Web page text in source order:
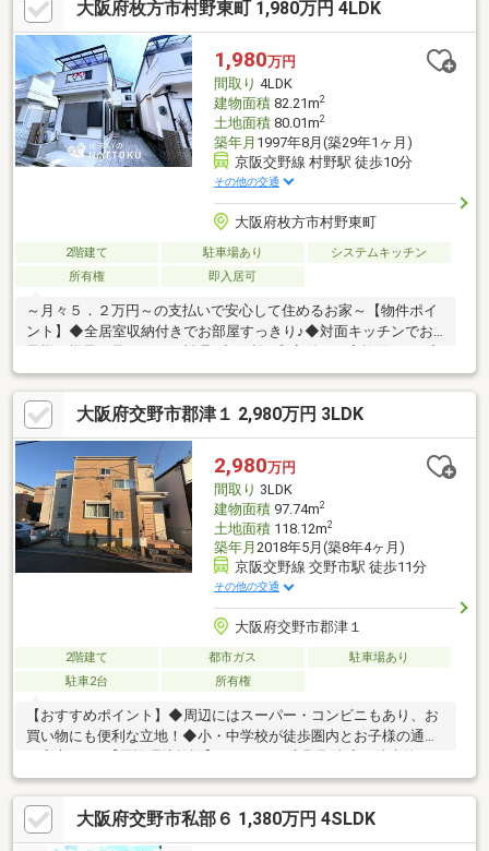
大阪府枚方市村野東町 1,980万円 4LDK
1,980万円
間取り 4LDK
建物面積82.21m2
土地面積80.01m2
築年月 1997年8月(築29年1ヶ月)
京阪交野線 村野駅 徒歩10分
その他の交通
大阪府枚方市村野東町
2階建て 駐車場あり
システムキッチン
所有権
即入居可
～月々５．２万円～の支払いで安心して住めるお家～【物件ポイ
ント】◆全居室収納付きでお部屋すっきり♪◆対面キッチンでお
子様の様子を見ながらお料理♪◆便利な和室付きで家族団らん♪◆
使い勝手の良い勝手口付きで家事も安心♪【周辺環境】・スーパ
ー 徒歩１６分♪・コンビニ 徒歩１１分♪・ドラックストア 徒
歩１６分♪・周辺施設充実で生活に便利な立地♪◇スーモに掲載さ
れていない物件情報も多数有！地域密着の担当スタッフにお気軽
にご相談下さい！◇当社の営業スタッフは住宅ローンアドバイザ
ーの資格があり、お客様に合わせた資金計画をご提案致します！
ご安心下さい！
大阪府交野市郡津１ 2,980万円 3LDK
2,980万円
間取り 3LDK
建物面積97.74m2
土地面積118.12m2
築年月 2018年5月(築8年4ヶ月)
京阪交野線 交野市駅 徒歩11分
その他の交通
大阪府交野市郡津１
2階建て 都市ガス
駐車場あり
駐車2台
所有権
【おすすめポイント】◆周辺にはスーパー・コンビニもあり、お
買い物にも便利な立地！◆小・中学校が徒歩圏内とお子様の通学
分・ラッキー 交野店：徒歩約8分・ドラッグアカカベ 交野店：徒
歩約8分・ローソンストア100 交野幾野一丁目店：徒歩約2分・セ
ブンイレブン 交野市役所前店：徒歩約7分・交野市立第二中学
校：徒歩約8分・交野市立郡津小学校：徒歩約6分・にじいろ保育
大阪府交野市私部６ 1,380万円 4SLDK